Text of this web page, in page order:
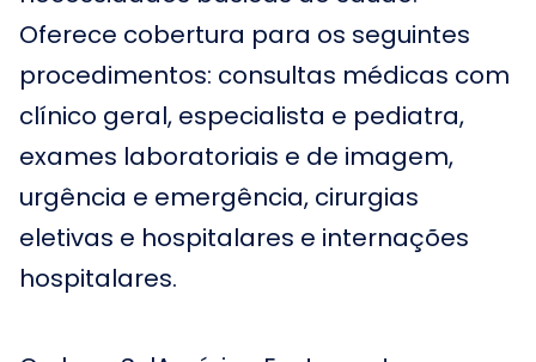
Oferece cobertura para os seguintes
procedimentos: consultas médicas com
clínico geral, especialista e pediatra,
exames laboratoriais e de imagem,
urgência e emergência, cirurgias
eletivas e hospitalares e internações
hospitalares.